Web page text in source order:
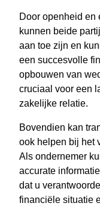
Door openheid en
kunnen beide
aan toe zijn en
een succesvolle
opbouwen van
cruciaal voor een
zakelijke relatie.
Bovendien kan
ook helpen bij het
Als ondernemer
accurate
dat u
financiële situatie